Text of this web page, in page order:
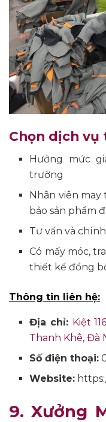
Chọn dịch vụ
Hưởng mức
trường
Nhân viên may
bảo sản phẩm
Tư vấn và
Có mấy móc,
thiết kế đồng
Thông tin liên hệ:
Địa chỉ: Kiệt
Thanh Khê, Đà
Số điện thoại:
Website:
9. Xưởng